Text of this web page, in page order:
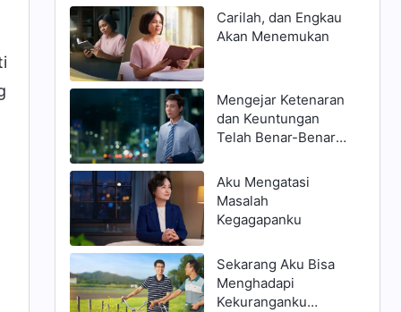
Peringatan Akhir
Zaman?
Carilah, dan Engkau
Akan Menemukan
Mengejar Ketenaran
dan Keuntungan
Telah Benar-Benar
Aku Mengatasi
Masalah
Kegagapanku
Sekarang Aku Bisa
Menghadapi
Kekuranganku